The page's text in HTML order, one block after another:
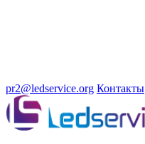
pr2@ledservice.org Контакты